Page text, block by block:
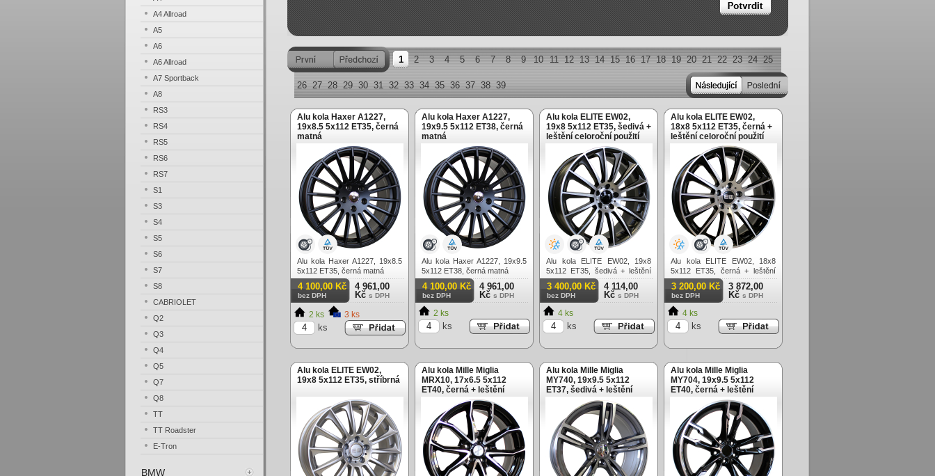
1 2 3 4 5 6 7 8 9 10 11 12 13 14 15 16 17 18 19 20 21 22 23 24 25
26 27 28 29 30 31 32 33 34 35 36 37 38 39
Alu kola Haxer A1227,
19x8.5 5x112 ET35, černá
matná
Alu kola Haxer A1227, 19x8.5
5x112 ET35, černá matná
4 100,00 Kč
bez DPH
4 961,00
Kč s DPH
2 ks 3 ks
ks
Alu kola Haxer A1227,
19x9.5 5x112 ET38, černá
matná
Alu kola Haxer A1227, 19x9.5
5x112 ET38, černá matná
4 100,00 Kč
bez DPH
4 961,00
Kč s DPH
2 ks
ks
Alu kola ELITE EW02,
19x8 5x112 ET35, šedivá +
leštění celoroční použití
Alu kola ELITE EW02, 19x8
5x112 ET35, šedivá + leštění
celoroční použití
3 400,00 Kč
bez DPH
4 114,00
Kč s DPH
4 ks
ks
Alu kola ELITE EW02,
18x8 5x112 ET35, černá +
leštění celoroční použití
Alu kola ELITE EW02, 18x8
5x112 ET35, černá + leštění
celoroční použití
3 200,00 Kč
bez DPH
3 872,00
Kč s DPH
4 ks
ks
Alu kola ELITE EW02,
19x8 5x112 ET35, stříbrná
Alu kola Mille Miglia
MRX10, 17x6.5 5x112
ET40, černá + leštění
Alu kola Mille Miglia
MY740, 19x9.5 5x112
ET37, šedivá + leštění
Alu kola Mille Miglia
MY704, 19x9.5 5x112
ET40, černá + leštění
A4 Allroad
A5
A6
A6 Allroad
A7 Sportback
A8
RS3
RS4
RS5
RS6
RS7
S1
S3
S4
S5
S6
S7
S8
CABRIOLET
Q2
Q3
Q4
Q5
Q7
Q8
TT
TT Roadster
E-Tron
BMW